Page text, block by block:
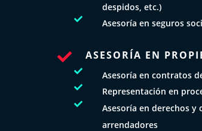
despidos, etc.)
 Asesoría en seguros
 ASESORÍA EN
 Asesoría en contratos
 Representación en

Asesoría en derechos
arrendadores